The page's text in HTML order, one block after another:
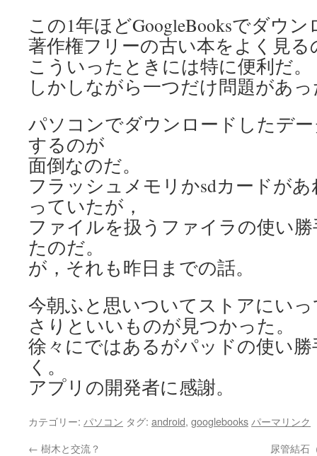
この1年ほどGoogleBooksでダウ
著作権フリーの古い本をよく見る
こういったときには特に便利だ。
しかしながら一つだけ問題があ
パソコンでダウンロードしたデ
するのが
面倒なのだ。
フラッシュメモリかsdカードが
っていたが，
ファイルを扱うファイラの使い
たのだ。
が，それも昨日までの話。
今朝ふと思いついてストアにい
さりといいものが見つかった。
徐々にではあるがパッドの使い
く。
アプリの開発者に感謝。
カテゴリー: パソコン タグ: android, googlebooks パーマリンク
← 樹木と交流？ 尿管結石